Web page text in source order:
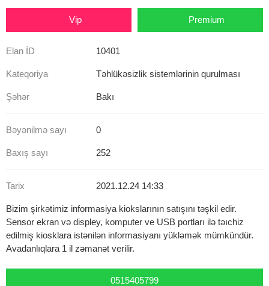
Vip Premium
Elan İD 10401
Kateqoriya Təhlükəsizlik sistemlərinin qurulması
Şəhər Bakı
Bəyənilmə sayı 0
Baxış sayı 252
Tarix 2021.12.24 14:33
Bizim şirkətimiz informasiya kiokslarının satışını təşkil edir.
Sensor ekran və displey, komputer ve USB portları ilə təıchiz
edilmiş kiosklara istənilən informasiyanı yükləmək mümkündür.
Avadanlıqlara 1 il zəmanət verilir.
0515405799